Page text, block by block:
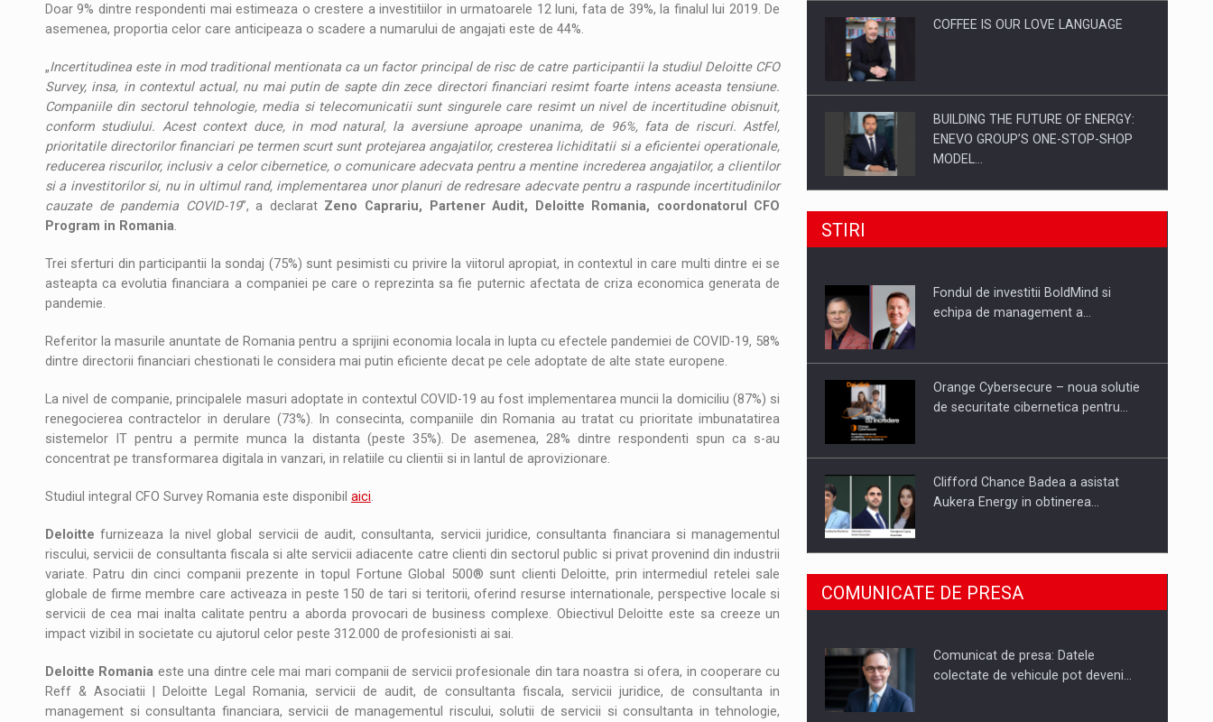
Doar 9% dintre respondenti mai estimeaza o crestere a investitiilor in urmatoarele 12 luni, fata de 39%, la finalul lui 2019. De
asemenea, proportia celor care anticipeaza o scadere a numarului de angajati este de 44%.
„Incertitudinea este in mod traditional mentionata ca un factor principal de risc de catre participantii la studiul Deloitte CFO
Survey, insa, in contextul actual, nu mai putin de sapte din zece directori financiari resimt foarte intens aceasta tensiune.
Companiile din sectorul tehnologie, media si telecomunicatii sunt singurele care resimt un nivel de incertitudine obisnuit,
conform studiului. Acest context duce, in mod natural, la aversiune aproape unanima, de 96%, fata de riscuri. Astfel,
prioritatile directorilor financiari pe termen scurt sunt protejarea angajatilor, cresterea lichiditatii si a eficientei operationale,
reducerea riscurilor, inclusiv a celor cibernetice, o comunicare adecvata pentru a mentine increderea angajatilor, a clientilor
si a investitorilor si, nu in ultimul rand, implementarea unor planuri de redresare adecvate pentru a raspunde incertitudinilor
cauzate de pandemia COVID-19”, a declarat Zeno Caprariu, Partener Audit, Deloitte Romania, coordonatorul CFO
Program in Romania.
Trei sferturi din participantii la sondaj (75%) sunt pesimisti cu privire la viitorul apropiat, in contextul in care multi dintre ei se
asteapta ca evolutia financiara a companiei pe care o reprezinta sa fie puternic afectata de criza economica generata de
pandemie.
Referitor la masurile anuntate de Romania pentru a sprijini economia locala in lupta cu efectele pandemiei de COVID-19, 58%
dintre directorii financiari chestionati le considera mai putin eficiente decat pe cele adoptate de alte state europene.
La nivel de companie, principalele masuri adoptate in contextul COVID-19 au fost implementarea muncii la domiciliu (87%) si
renegocierea contractelor in derulare (73%). In consecinta, companiile din Romania au tratat cu prioritate imbunatatirea
sistemelor IT pentru a permite munca la distanta (peste 35%). De asemenea, 28% dintre respondenti spun ca s-au
concentrat pe transformarea digitala in vanzari, in relatiile cu clientii si in lantul de aprovizionare.
Studiul integral CFO Survey Romania este disponibil aici.
Deloitte furnizeaza la nivel global servicii de audit, consultanta, servicii juridice, consultanta financiara si managementul
riscului, servicii de consultanta fiscala si alte servicii adiacente catre clienti din sectorul public si privat provenind din industrii
variate. Patru din cinci companii prezente in topul Fortune Global 500® sunt clienti Deloitte, prin intermediul retelei sale
globale de firme membre care activeaza in peste 150 de tari si teritorii, oferind resurse internationale, perspective locale si
servicii de cea mai inalta calitate pentru a aborda provocari de business complexe. Obiectivul Deloitte este sa creeze un
impact vizibil in societate cu ajutorul celor peste 312.000 de profesionisti ai sai.
Deloitte Romania este una dintre cele mai mari companii de servicii profesionale din tara noastra si ofera, in cooperare cu
Reff & Asociatii | Deloitte Legal Romania, servicii de audit, de consultanta fiscala, servicii juridice, de consultanta in
management si consultanta financiara, servicii de managementul riscului, solutii de servicii si consultanta in tehnologie,
COFFEE IS OUR LOVE LANGUAGE
BUILDING THE FUTURE OF ENERGY:
ENEVO GROUP’S ONE-STOP-SHOP
MODEL…
ROOTED IN ROMANIA, BUILT TO
PUTTING ROMANIAN CORPORATE
STIRI
Fondul de investitii BoldMind si
echipa de management a…
Orange Cybersecure – noua solutie
de securitate cibernetica pentru…
Clifford Chance Badea a asistat
Aukera Energy in obtinerea…
SAPTE PERSONALITATI DIN MEDIUL
DE AFACERI, ACADEMIC SI
Hard Enduro Piatra Craiului 2026,
COMUNICATE DE PRESA
Comunicat de presa: Datele
colectate de vehicule pot deveni…